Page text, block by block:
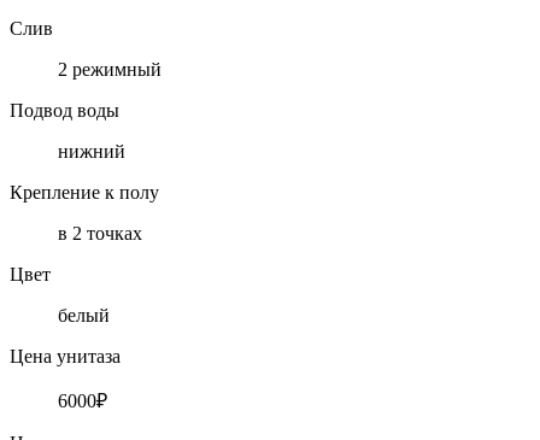
Слив
2 режимный
Подвод воды
нижний
Крепление к полу
в 2 точках
Цвет
белый
Цена унитаза
6000₽